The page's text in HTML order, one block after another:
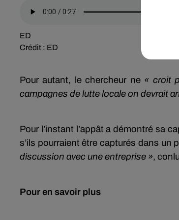
ED
Crédit : ED
Pour autant, le chercheur ne « croit
campagnes de lutte locale on devrait
Pour l’instant l’appât a démontré sa
s’ils pourraient être capturés dans un
discussion avec une entreprise »,
Pour en savoir plus